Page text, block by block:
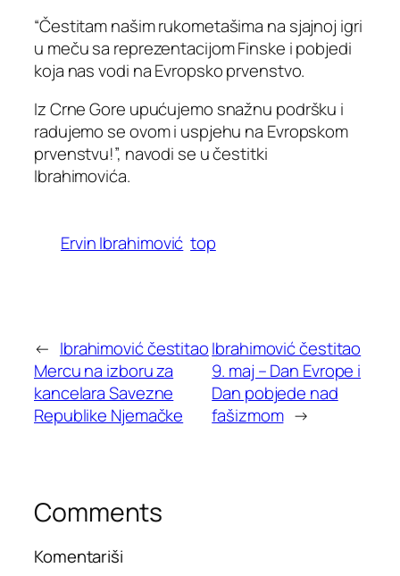
“Čestitam našim rukometašima na sjajnoj igri
u meču sa reprezentacijom Finske i pobjedi
koja nas vodi na Evropsko prvenstvo.
Iz Crne Gore upućujemo snažnu podršku i
radujemo se ovom i uspjehu na Evropskom
prvenstvu!”, navodi se u čestitki
Ibrahimovića.
Ervin Ibrahimović top
← Ibrahimović čestitao
Mercu na izboru za
kancelara Savezne
Republike Njemačke
Ibrahimović čestitao
9. maj – Dan Evrope i
Dan pobjede nad
fašizmom →
Comments
Komentariši